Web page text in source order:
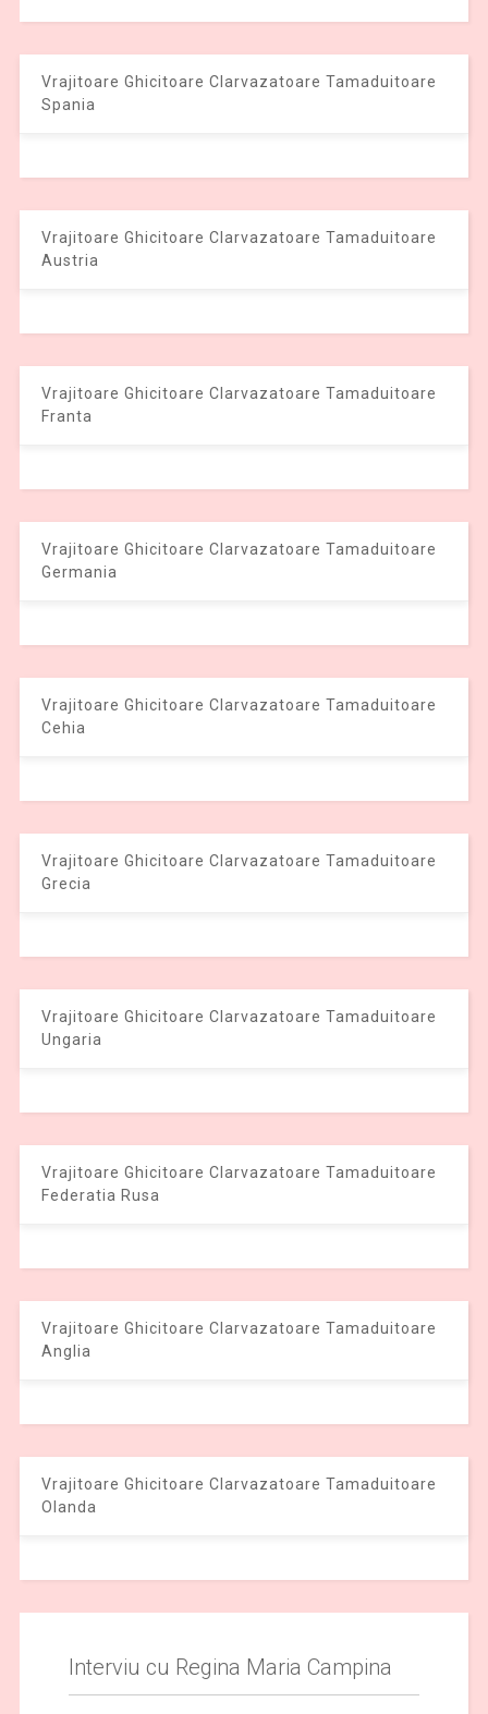
Vrajitoare Ghicitoare Clarvazatoare Tamaduitoare
Spania
Vrajitoare Ghicitoare Clarvazatoare Tamaduitoare
Austria
Vrajitoare Ghicitoare Clarvazatoare Tamaduitoare
Franta
Vrajitoare Ghicitoare Clarvazatoare Tamaduitoare
Germania
Vrajitoare Ghicitoare Clarvazatoare Tamaduitoare
Cehia
Vrajitoare Ghicitoare Clarvazatoare Tamaduitoare
Grecia
Vrajitoare Ghicitoare Clarvazatoare Tamaduitoare
Ungaria
Vrajitoare Ghicitoare Clarvazatoare Tamaduitoare
Federatia Rusa
Vrajitoare Ghicitoare Clarvazatoare Tamaduitoare
Anglia
Vrajitoare Ghicitoare Clarvazatoare Tamaduitoare
Olanda
Interviu cu Regina Maria Campina